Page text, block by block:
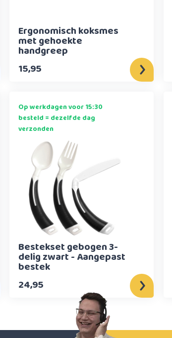
Ergonomisch koksmes
met gehoekte
handgreep
15,95
Op werkdagen voor 15:30
besteld = dezelfde dag
verzonden
Bestekset gebogen 3-
delig zwart - Aangepast
bestek
24,95